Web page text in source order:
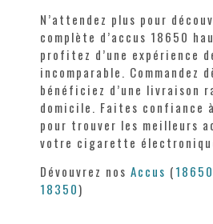
N’attendez plus pour
complète d’accus 18650
profitez d’une expérience
incomparable. Commandez
bénéficiez d’une livraison
domicile. Faites confiance
pour trouver les meilleurs
votre cigarette
Dévouvrez nos Accus (18650
18350)